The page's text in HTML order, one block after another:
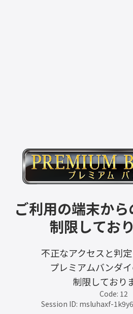
ご利用の端末か
制限してお
不正なアクセスと判定
プレミアムバンダ
制限しており
Code: 12
Session ID: msluhaxf-